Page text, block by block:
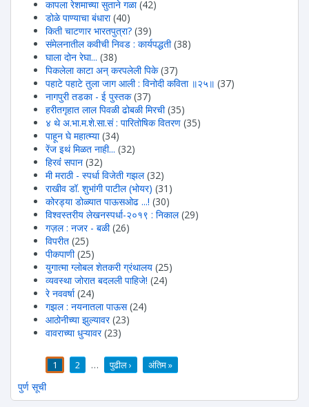
कापला रेशमाच्या सुताने गळा (42)
डोळे पाण्याचा बंधारा (40)
किती चाटणार भारतपुत्रा? (39)
संमेलनातील कवीची निवड : कार्यपद्धती (38)
घाला दोन रेघा... (38)
पिकलेला काटा अन् करपलेली पिके (37)
पहाटे पहाटे तुला जाग आली : विनोदी कविता ॥२५॥ (37)
नागपुरी तडका - ई पुस्तक (37)
हरीतगृहात लाल पिवळी ढोबळी मिरची (35)
४ थे अ.भा.म.शे.सा.सं : पारितोषिक वितरण (35)
पाहून घे महात्म्या (34)
रेंज इथं मिळत नाही... (32)
हिरवंं सपान (32)
मी मराठी - स्पर्धा विजेती गझल (32)
राखीव डॉ. शुभांगी पाटील (भोयर) (31)
कोरड्या डोळ्यात पाऊसओढ ...! (30)
विश्वस्तरीय लेखनस्पर्धा-२०१९ : निकाल (29)
गज़ल : नजर - बळी (26)
विपरीत (25)
पीकपाणी (25)
युगात्मा ग्लोबल शेतकरी ग्रंथालय (25)
व्यवस्था जोरात बदलली पाहिजे! (24)
रे नववर्षा(24)
गझल : नयनातला पाऊस (24)
आठोनीच्या झुल्यावर(23)
वावराच्या धुऱ्यावर(23)
1 2 … पुढील › अंतिम »
पुर्ण सूची